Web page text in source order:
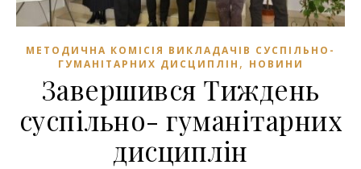
МЕТОДИЧНА КОМІСІЯ ВИКЛАДАЧІВ СУСПІЛЬНО-
ГУМАНІТАРНИХ ДИСЦИПЛІН , НОВИНИ
Завершився Тиждень
суспільно- гуманітарних
дисциплін